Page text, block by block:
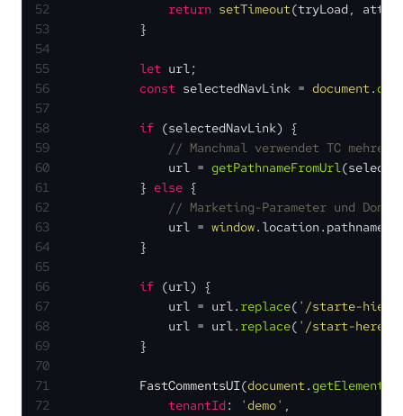
52
return setTimeout(tryLoad,
53
            }
54
55
let url;
56
const selectedNavLink = document .
57
58
if (selectedNavLink) {
59
// Manchmal verwendet TC
60
                url =
getPathnameFromUrl
61
            }
else {
62
// Marketing-Parameter und
63
                url =
window. location . pathname
64
            }
65
66
if (url) {
67
                url = url.
replace( '/starte-hier'
68
                url = url.
replace( '/start-here'
69
            }
70
71
FastCommentsUI(document .
72
tenantId: 'demo' ,